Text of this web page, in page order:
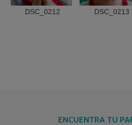
DSC_0212 DSC_0213
ENCUENTRA TU